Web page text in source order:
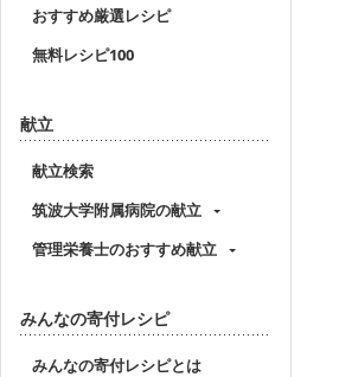
おすすめ厳選レシピ
無料レシピ100
献立
献立検索
筑波大学附属病院の献立
管理栄養士のおすすめ献立
みんなの寄付レシピ
みんなの寄付レシピとは